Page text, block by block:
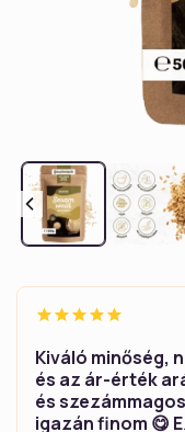
médiafájl
megnyitása
a
modális
párbeszédpanelen
Kiváló minőség,
és az ár-érték
és
igazán finom 😋